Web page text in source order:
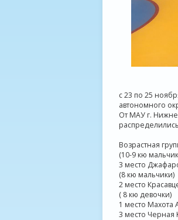
с 23 по 25
автономного
От МАУ г.
Возрастная
(10-9 кю
3 место
(8 кю мальчики)
2 место
( 8 кю девочки)
1 место Махота
3 место Черная